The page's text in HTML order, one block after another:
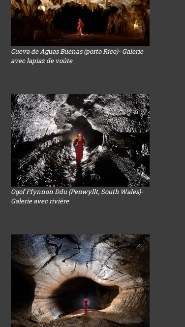
Cueva de Aguas Buenas (porto Rico)- Galerie
avec lapiaz de voûte
Ogof Ffynnon Ddu (Penwyllt, South Wales)-
Galerie avec rivière